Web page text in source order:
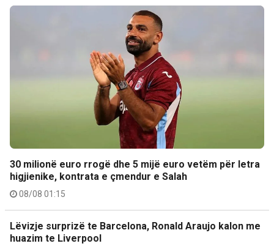
30 milionë euro rrogë dhe 5 mijë euro vetëm për letra
higjienike, kontrata e çmendur e Salah
08/08 01:15
Lëvizje surprizë te Barcelona, Ronald Araujo kalon me
huazim te Liverpool